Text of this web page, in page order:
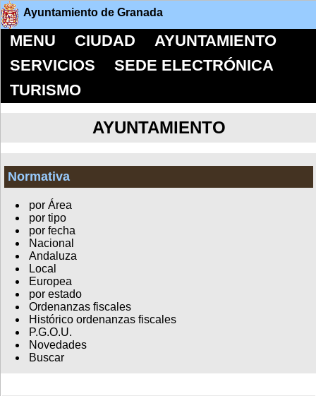
Ayuntamiento de Granada
MENU CIUDAD
AYUNTAMIENTO
SERVICIOS
SEDE ELECTRÓNICA
TURISMO
AYUNTAMIENTO
Normativa
por Área
por tipo
por fecha
Nacional
Andaluza
Local
Europea
por estado
Ordenanzas fiscales
Histórico ordenanzas fiscales
P.G.O.U.
Novedades
Buscar